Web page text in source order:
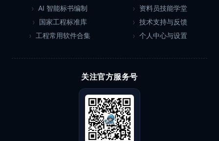
AI 智能标书编制
国家工程标准库
工程常用软件合集
资料员技能学堂
技术支持与反馈
个人中心与设置
关注官方服务号